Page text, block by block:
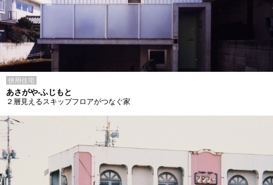
併用住宅
あさがや-ふじもと
２層見えるスキップフロアがつなぐ家